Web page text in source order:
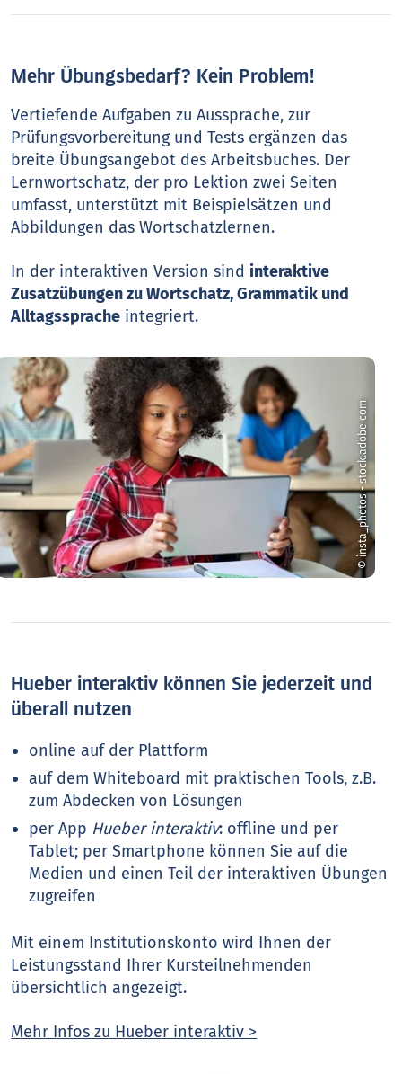
Mehr Übungsbedarf? Kein Problem!
Vertiefende Aufgaben zu Aussprache, zur
Prüfungsvorbereitung und Tests ergänzen das
breite Übungsangebot des Arbeitsbuches. Der
Lernwortschatz, der pro Lektion zwei Seiten
umfasst, unterstützt mit Beispielsätzen und
Abbildungen das Wortschatzlernen.
In der interaktiven Version sindinteraktive
Zusatzübungen zu Wortschatz, Grammatik und
Alltagssprache integriert.
© insta_photos - stock.adobe.com
Hueber interaktiv können Sie jederzeit und
überall nutzen
online auf der Plattform
auf dem Whiteboard mit praktischen Tools, z.B.
zum Abdecken von Lösungen
per App Hueber interaktiv: offline und per
Tablet; per Smartphone können Sie auf die
Medien und einen Teil der interaktiven Übungen
zugreifen
Mit einem Institutionskonto wird Ihnen der
Leistungsstand Ihrer Kursteilnehmenden
übersichtlich angezeigt.
Mehr Infos zu Hueber interaktiv >